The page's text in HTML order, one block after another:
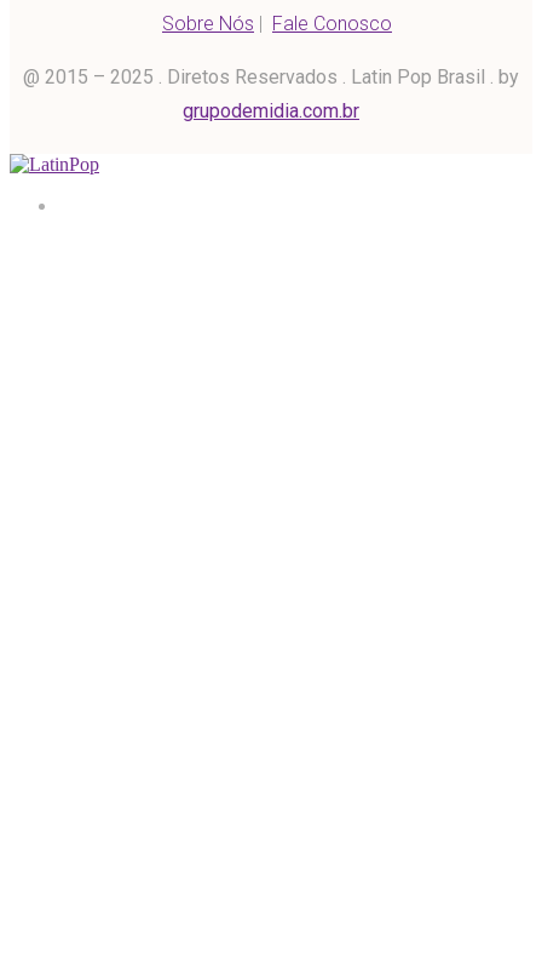
Sobre Nós | Fale Conosco
@ 2015 – 2025 . Diretos Reservados . Latin Pop Brasil . by
grupodemidia.com.br